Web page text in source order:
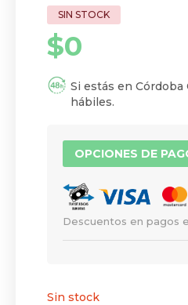
$0
Sin stock
OPCIONES DE
Descuentos en pagos
Si estás en
hábiles.